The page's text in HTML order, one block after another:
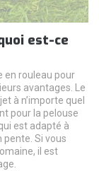
est-ce
en rouleau pour
avantages. Le
à n’importe quel
pour la pelouse
est adapté à
pente. Si vous
il est